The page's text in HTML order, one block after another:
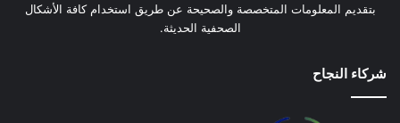
بتقديم المعلومات المتخصصة والصحيحة عن طريق استخدام كافة الأشكال
الصحفية الحديثة.
شركاء النجاح